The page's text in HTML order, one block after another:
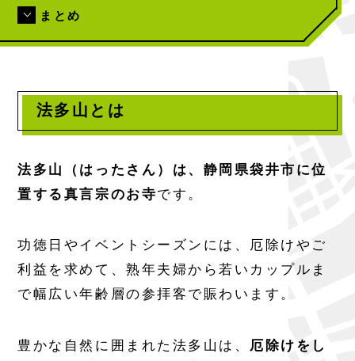
まとめ
法多山とは
法多山（はったさん）は、静岡県袋井市に位
置する真言宗のお寺です。
功徳日やイベントシーズンには、厄除けやご
利益を求めて、熟年夫婦から若いカップルま
で幅広い年齢層の参拝客で賑わいます。
豊かな自然に囲まれた法多山は、 厄除けをし